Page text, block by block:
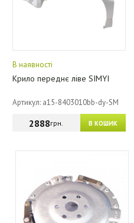
В наявності
Крило переднє ліве SIMYI
Артикул: a15-8403010bb-dy-SM
В КОШИК
2888грн.